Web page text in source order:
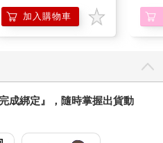
加入購物車
成綁定』，隨時掌握出貨動